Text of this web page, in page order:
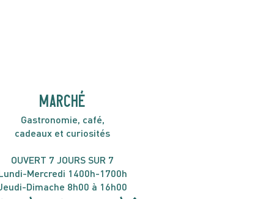
MARCHÉ
Gastronomie, café,
cadeaux et curiosités
OUVERT 7 JOURS SUR 7
Mercredi 1400h-1700h
Jeudi-Dimache 8h00 à 16h00